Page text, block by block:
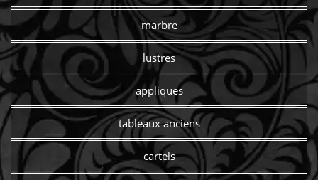
marbre
lustres
appliques
tableaux anciens
cartels